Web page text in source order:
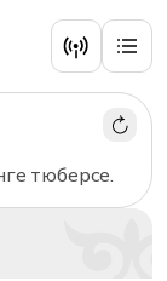
тюберсе.